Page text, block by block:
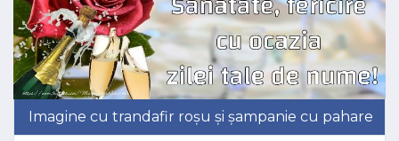
Imagine cu trandafir roșu și șampanie cu pahare